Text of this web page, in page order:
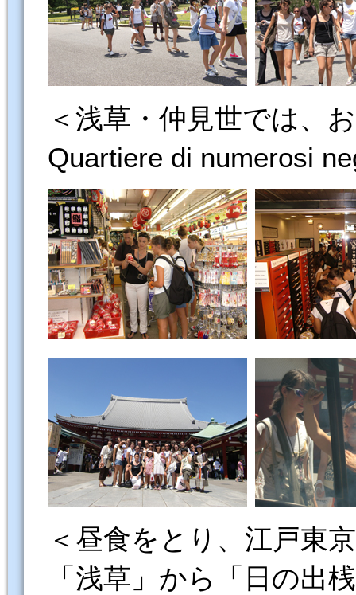
＜浅草・仲見世では、
Quartiere di numerosi
＜昼食をとり、江戸東
「浅草」から「日の出